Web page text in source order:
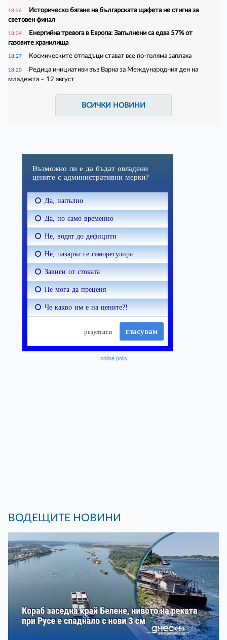
18:36
Историческо бягане на българската щафета не стигна за
световен финал
18:34
Енергийна тревога в Европа: Запълнени са едва 57% от
газовите хранилища
18:27 Космическите отпадъци стават все по-голяма заплаха
18:20
Редица инициативи във Варна за Международния ден на
младежта – 12 август
ВСИЧКИ НОВИНИ
online polls
ВОДЕЩИТЕ НОВИНИ